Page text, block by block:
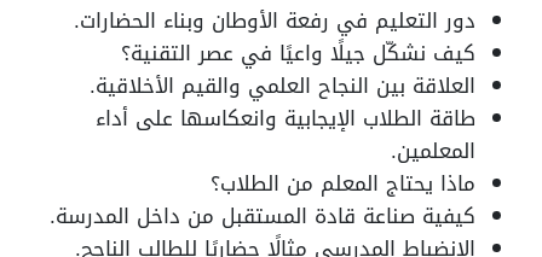
دور التعليم في رفعة الأوطان وبناء الحضارات.
كيف نشكّل جيلًا واعيًا في عصر التقنية؟
العلاقة بين النجاح العلمي والقيم الأخلاقية.
طاقة الطلاب الإيجابية وانعكاسها على أداء
المعلمين.
ماذا يحتاج المعلم من الطلاب؟
كيفية صناعة قادة المستقبل من داخل المدرسة.
الانضباط المدرسي مثالًا حضاريًا للطالب الناجح.